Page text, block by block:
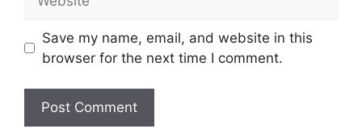
Save my name, email, and website in this
browser for the next time I comment.